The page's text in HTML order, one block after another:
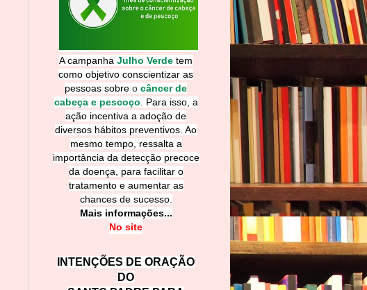
A campanha Julho Verde tem
como objetivo conscientizar as
pessoas sobre o câncer de
cabeça e pescoço
Para isso, a
ação incentiva a adoção de
diversos hábitos preventivos. Ao
mesmo tempo, ressalta a
importância da detecção precoce
da doença, para facilitar o
tratamento e aumentar as
chances de sucesso.
Mais informações...
No site
INTENÇÕES DE ORAÇÃO
DO